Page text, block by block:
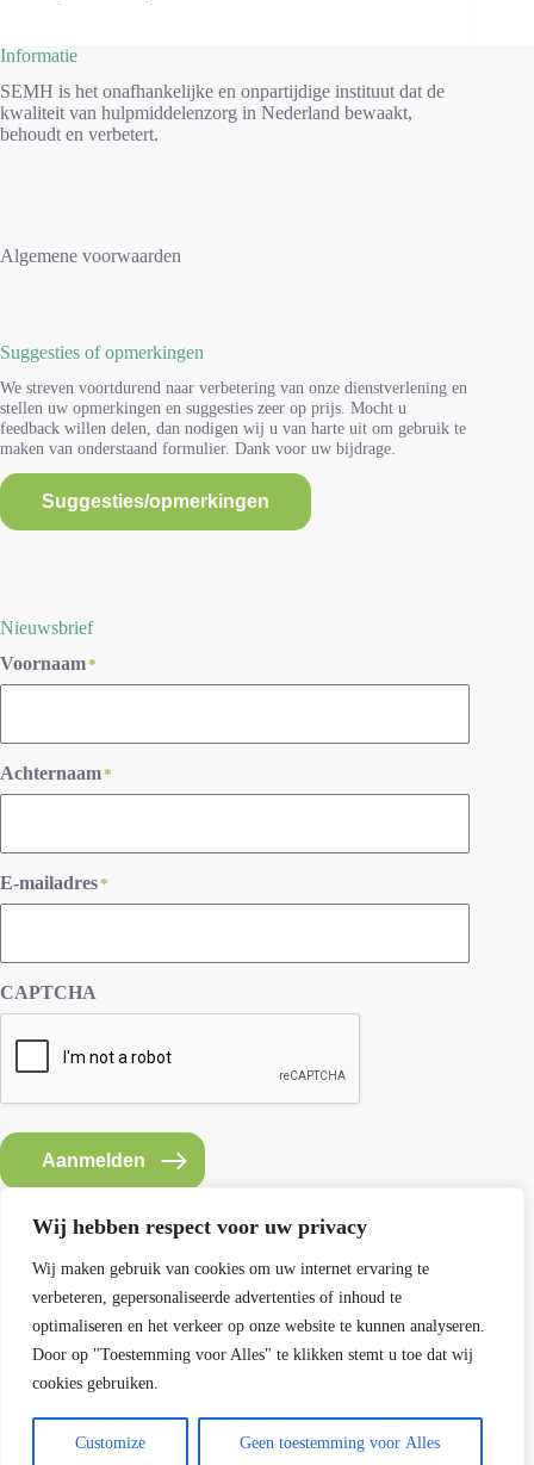
Wij hebben respect voor uw privacy
Wij maken gebruik van cookies om uw internet ervaring te
verbeteren, gepersonaliseerde advertenties of inhoud te
optimaliseren en het verkeer op onze website te kunnen analyseren.
Door op "Toestemming voor Alles" te klikken stemt u toe dat wij
cookies gebruiken.
Customize Geen toestemming voor Alles
Informatie
SEMH is het onafhankelijke en onpartijdige instituut dat de
kwaliteit van hulpmiddelenzorg in Nederland bewaakt,
behoudt en verbetert.
Algemene voorwaarden
Suggesties of opmerkingen
We streven voortdurend naar verbetering van onze dienstverlening en
stellen uw opmerkingen en suggesties zeer op prijs. Mocht u
feedback willen delen, dan nodigen wij u van harte uit om gebruik te
maken van onderstaand formulier. Dank voor uw bijdrage.
Suggesties/opmerkingen
Nieuwsbrief
Voornaam*
Achternaam*
E-mailadres*
CAPTCHA
Aanmelden
Contact SEMH
E: info@semh.info
T: 085-8769770